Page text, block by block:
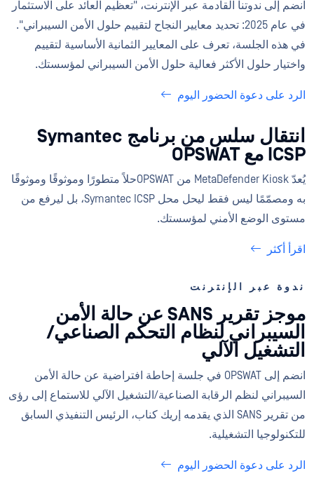
انضم إلى ندوتنا القادمة عبر الإنترنت، "تعظيم العائد على الاستثمار
في عام 2025: تحديد معايير النجاح لتقييم حلول الأمن السيبراني".
في هذه الجلسة، تعرف على المعايير الثمانية الأساسية لتقييم
واختيار حلول الأكثر فعالية حلول الأمن السيبراني لمؤسستك.
الرد على دعوة الحضور اليوم
انتقال سلس من برنامج Symantec
ICSP مع OPSWAT
يُعدّ MetaDefender Kiosk من OPSWATحلاً متطورًا وموثوقًا وموثوقًا
به ومصمّمًا ليس فقط ليحل محل Symantec ICSP، بل ليرفع من
مستوى الوضع الأمني لمؤسستك.
اقرأ أكثر
ندوة عبر الإنترنت
موجز تقرير SANS عن حالة الأمن
السيبراني لنظام التحكم الصناعي/
التشغيل الآلي
انضم إلى OPSWAT في جلسة إحاطة افتراضية عن حالة الأمن
السيبراني لنظم الرقابة الصناعية/التشغيل الآلي للاستماع إلى رؤى
من تقرير SANS الذي يقدمه إريك كناب، الرئيس التنفيذي السابق
للتكنولوجيا التشغيلية.
الرد على دعوة الحضور اليوم